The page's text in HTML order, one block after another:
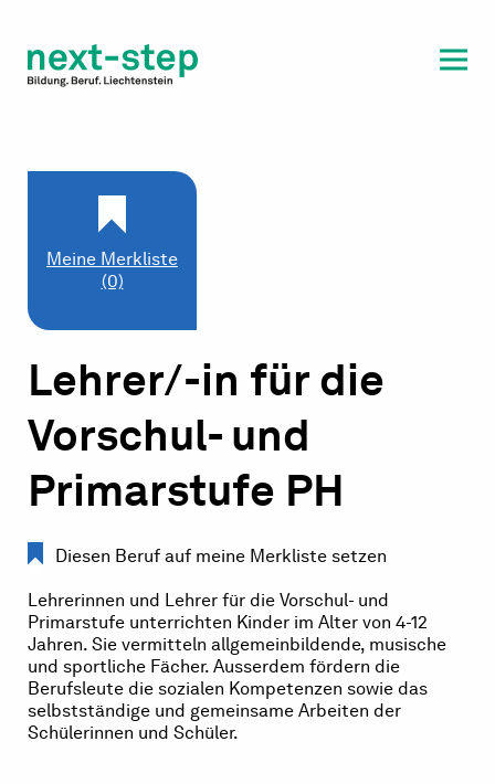
Beratung & Unterstützung
Meine Merkliste
(0)
Lehrer/-in für die
Vorschul- und
Primarstufe PH
Diesen Beruf auf meine Merkliste setzen
Lehrerinnen und Lehrer für die Vorschul- und
Primarstufe unterrichten Kinder im Alter von 4-12
Jahren. Sie vermitteln allgemeinbildende, musische
und sportliche Fächer. Ausserdem fördern die
Berufsleute die sozialen Kompetenzen sowie das
selbstständige und gemeinsame Arbeiten der
Schülerinnen und Schüler.